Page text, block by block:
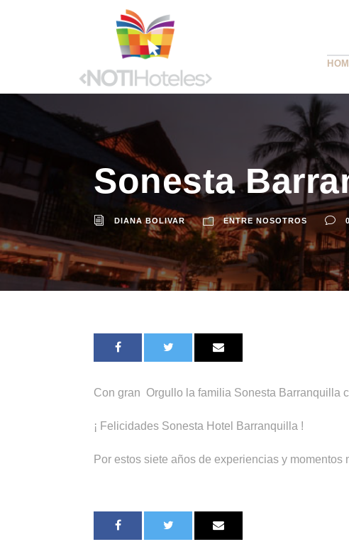
Sonesta
DIANA BOLIVAR ENTRE NOSOTROS 0
Con gran Orgullo la familia Sonesta Barranquilla
¡ Felicidades Sonesta Hotel Barranquilla !
Por estos siete años de experiencias y